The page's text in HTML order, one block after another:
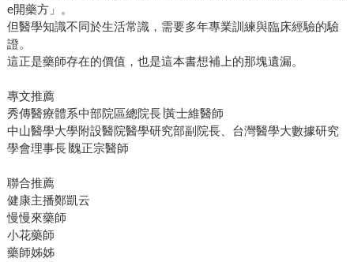
e開藥方」。
但醫學知識不同於生活常識，需要多年專業訓練與臨床經驗的驗
證。
這正是藥師存在的價值，也是這本書想補上的那塊遺漏。
專文推薦
秀傳醫療體系中部院區總院長∣黃士維醫師
中山醫學大學附設醫院醫學研究部副院長、台灣醫學大數據研究
學會理事長∣魏正宗醫師
聯合推薦
健康主播鄭凱云
慢慢來藥師
小花藥師
藥師姊姊